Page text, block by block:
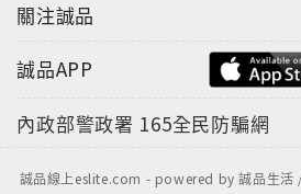
關注誠品
誠品APP
內政部警政署 165全民防騙網
誠品線上eslite.com - powered by 誠品生活